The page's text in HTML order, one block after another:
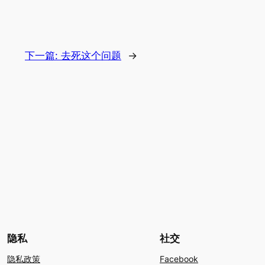
下一篇: 去死这个问题 →
隐私
隐私政策
社交
Facebook